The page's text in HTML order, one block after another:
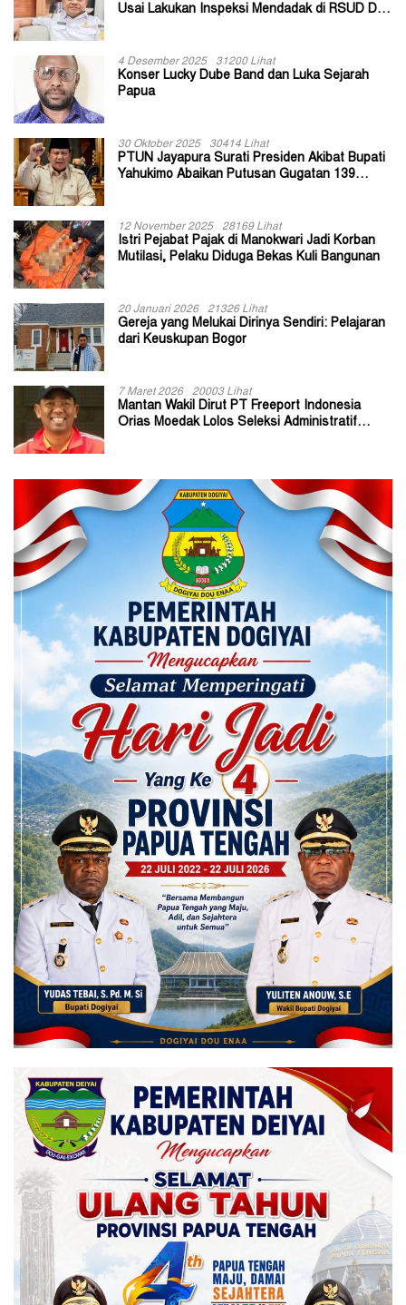
Usai Lakukan Inspeksi Mendadak di RSUD Dok
4 Desember 2025 31200 Lihat
Konser Lucky Dube Band dan Luka Sejarah
Papua
30 Oktober 2025 30414 Lihat
PTUN Jayapura Surati Presiden Akibat Bupati
Yahukimo Abaikan Putusan Gugatan 139
12 November 2025 28169 Lihat
Istri Pejabat Pajak di Manokwari Jadi Korban
Mutilasi, Pelaku Diduga Bekas Kuli Bangunan
20 Januari 2026 21326 Lihat
Gereja yang Melukai Dirinya Sendiri: Pelajaran
dari Keuskupan Bogor
7 Maret 2026 20003 Lihat
Mantan Wakil Dirut PT Freeport Indonesia
Orias Moedak Lolos Seleksi Administratif